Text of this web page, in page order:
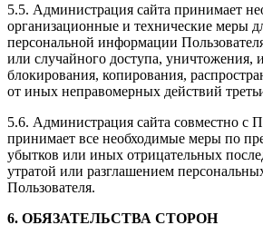
5.5. Администрация сайта принимает
организационные и технические меры
персональной информации
или случайного доступа, уничтожения,
блокирования, копирования,
от иных неправомерных действий
5.6. Администрация сайта совместно с
принимает все необходимые меры по
убытков или иных отрицательных
утратой или разглашением
Пользователя.
6. ОБЯЗАТЕЛЬСТВА СТОРОН